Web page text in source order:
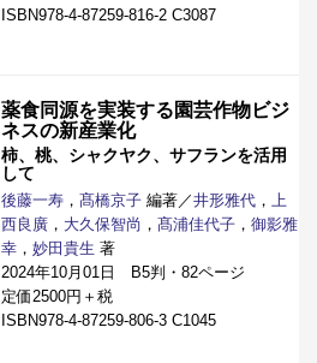
ISBN978-4-87259-816-2 C3087
薬食同源を実装する園芸作物ビジ
ネスの新産業化
柿、桃、シャクヤク、サフランを活用
して
後藤一寿 ， 髙橋京子 編著／井形雅代 ，
上
西良廣 ， 大久保智尚 ， 髙浦佳代子 ， 御影雅
幸 ， 妙田貴生 著
2024年10月01日 B5判・82ページ
定価2500円＋税
ISBN978-4-87259-806-3 C1045